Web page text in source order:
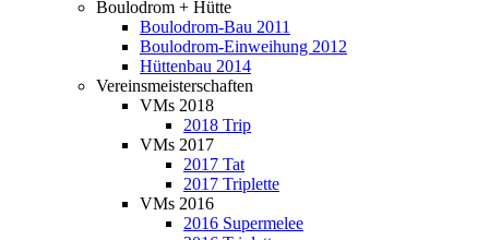
Boulodrom + Hütte
Boulodrom-Bau 2011
Boulodrom-Einweihung 2012
Hüttenbau 2014
Vereinsmeisterschaften
VMs 2018
2018 Trip
VMs 2017
2017 Tat
2017 Triplette
VMs 2016
2016 Supermelee